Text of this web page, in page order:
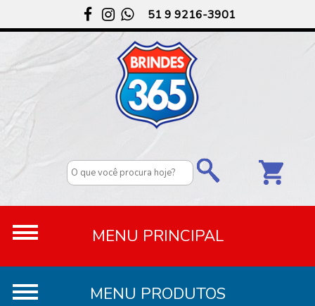
51 9 9216-3901